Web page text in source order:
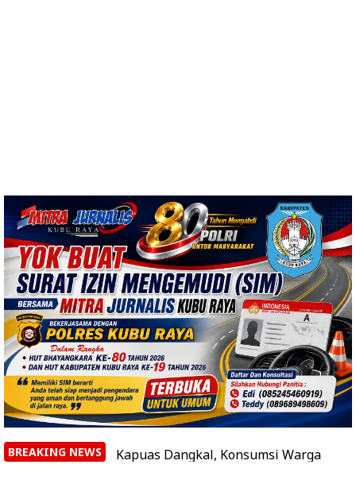
BREAKING NEWS
Kapuas Dangkal, Konsumsi Warga Melonjak,